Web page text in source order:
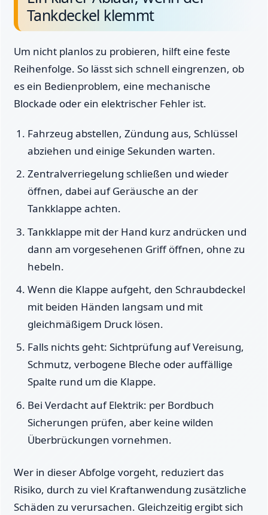
Tankdeckel klemmt
Um nicht planlos zu probieren, hilft eine feste
Reihenfolge. So lässt sich schnell eingrenzen, ob
es ein Bedienproblem, eine mechanische
Blockade oder ein elektrischer Fehler ist.
Fahrzeug abstellen, Zündung aus, Schlüssel
abziehen und einige Sekunden warten.
Zentralverriegelung schließen und wieder
öffnen, dabei auf Geräusche an der
Tankklappe achten.
Tankklappe mit der Hand kurz andrücken und
dann am vorgesehenen Griff öffnen, ohne zu
hebeln.
Wenn die Klappe aufgeht, den Schraubdeckel
mit beiden Händen langsam und mit
gleichmäßigem Druck lösen.
Falls nichts geht: Sichtprüfung auf Vereisung,
Schmutz, verbogene Bleche oder auffällige
Spalte rund um die Klappe.
Bei Verdacht auf Elektrik: per Bordbuch
Sicherungen prüfen, aber keine wilden
Überbrückungen vornehmen.
Wer in dieser Abfolge vorgeht, reduziert das
Risiko, durch zu viel Kraftanwendung zusätzliche
Schäden zu verursachen. Gleichzeitig ergibt sich